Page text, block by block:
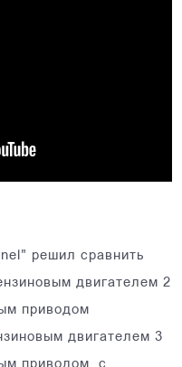
решил сравнить
двигателем 2
приводом
двигателем 3